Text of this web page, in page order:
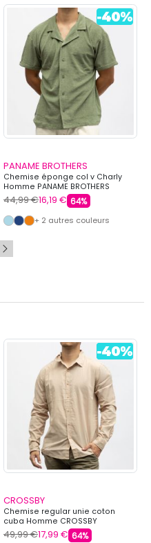
PANAME BROTHERS
Chemise éponge col v Charly
Homme PANAME BROTHERS
44,99 €16,19 € 64%
+ 2 autres couleurs
CROSSBY
Chemise regular unie coton
cuba Homme CROSSBY
49,99 €17,99 € 64%